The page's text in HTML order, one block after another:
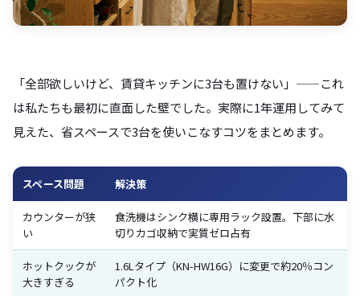
「全部欲しいけど、賃貸キッチンに3台も置けない」——これ
は私たちも最初に直面した壁でした。実際に1年運用してみて
見えた、省スペースで3台を使いこなすコツをまとめます。
スペース問題 解決策
カウンターが狭
い
食洗機はシンク横に専用ラック設置。下部に水
切りカゴ収納で実質ゼロ占有
ホットクックが
大きすぎる
1.6Lタイプ（KN-HW16G）に変更で約20％コン
パクト化